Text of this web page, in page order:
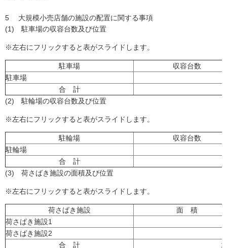
5 大規模小売店舗の施設の配置に関する事項
(1) 駐車場の収容台数及び位置
※左右にフリックすると表がスライドします。
駐車場
収容台数
駐車場
合 計
(2) 駐輪場の収容台数及び位置
※左右にフリックすると表がスライドします。
駐輪場
収容台数
駐輪場
合 計
(3) 荷さばき施設の面積及び位置
※左右にフリックすると表がスライドします。
荷さばき施設
面 積
荷さばき施設1
荷さばき施設2
合 計